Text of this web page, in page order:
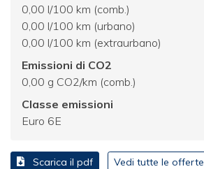
0,00 l/100 km (comb.)
0,00 l/100 km (urbano)
0,00 l/100 km (extraurbano)
Emissioni di CO2
0,00 g CO2/km (comb.)
Classe emissioni
Euro 6E
Scarica il pdf Vedi tutte le offerte